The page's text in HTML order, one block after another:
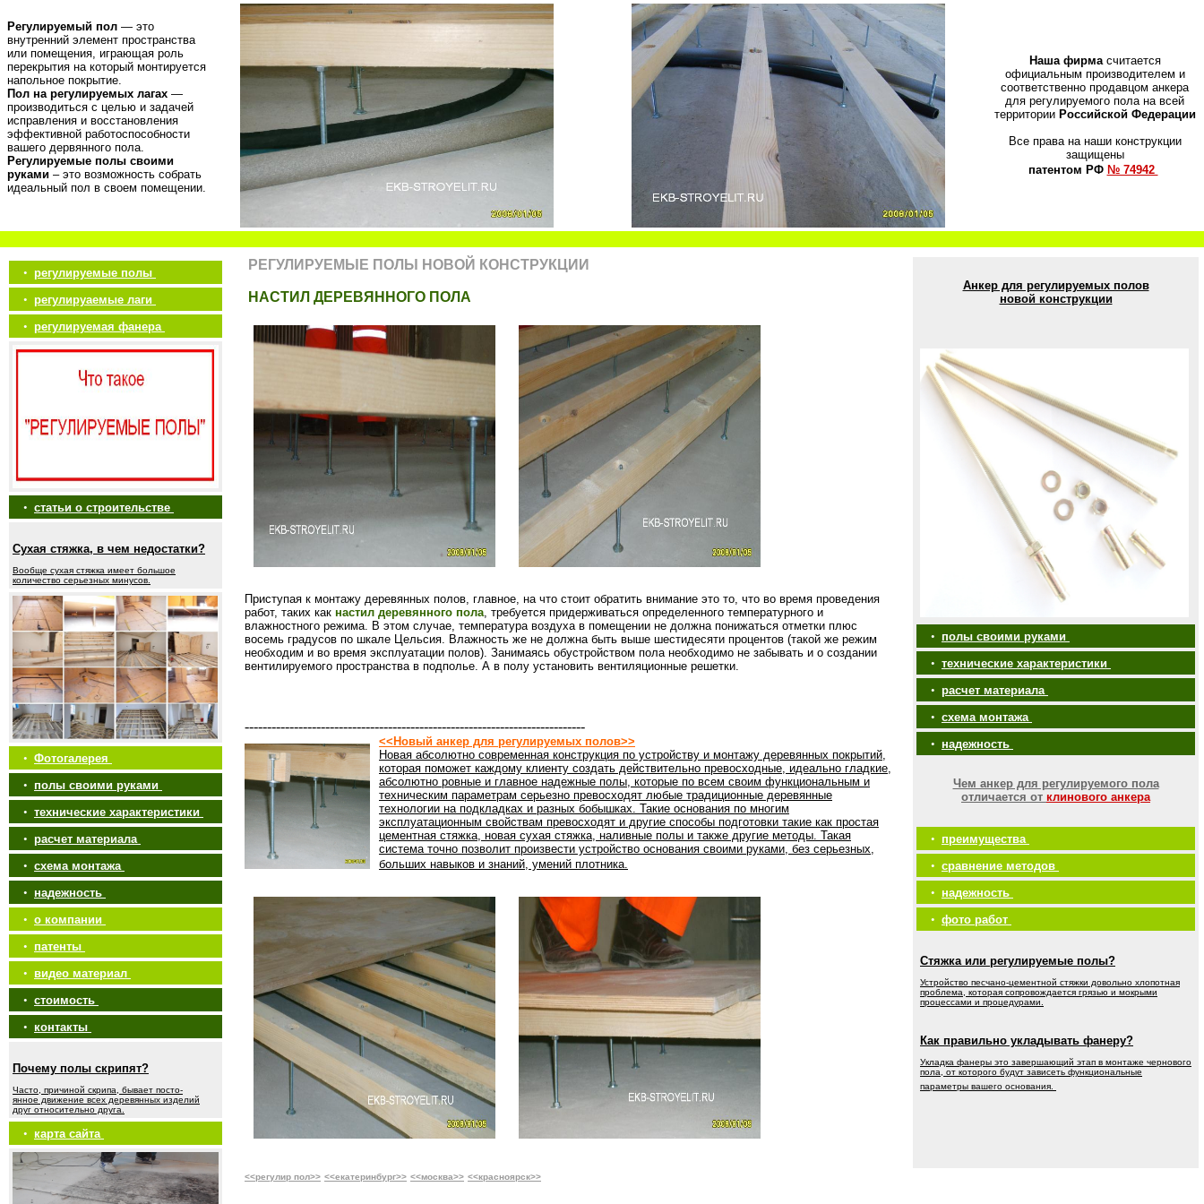
Регулируемый пол — это
внутренний элемент пространства
или помещения, играющая роль
перекрытия на который монтируется
напольное покрытие.
Пол на регулируемых лагах —
производиться с целью и задачей
исправления и восстановления
эффективной работоспособности
вашего дервянного пола.
Регулируемые полы своими
руками – это возможность собрать
идеальный пол в своем помещении.
Наша фирмасчитается
официальным производителем и
соответственно продавцом анкера
для регулируемого пола на всей
территории Российской Федерации
Все права на наши конструкции
защищены
патентом РФ № 74942
• регулируемые полы
• регулируаемые лаги
• регулируемая фанера
• статьи о строительстве
Сухая стяжка, в чем недостатки?
Вообще сухая стяжка имеет большое
количество серьезных минусов.
• Фотогалерея
• полы своими руками
• технические характеристики
• расчет материала
• схема монтажа
• надежность
• о компании
• патенты
• видео материал
• стоимость
• контакты
Почему полы скрипят?
Часто, причиной скрипа, бывает посто-
янное движение всех деревянных изделий
друг относительно друга.
• карта сайта
РЕГУЛИРУЕМЫЕ ПОЛЫ НОВОЙ КОНСТРУКЦИИ
НАСТИЛ ДЕРЕВЯННОГО ПОЛА
Приступая к монтажу деревянных полов, главное, на что стоит обратить внимание это то, что во время проведения
работ, таких как настил деревянного пола, требуется придерживаться определенного температурного и
влажностного режима. В этом случае, температура воздуха в помещении не должна понижаться отметки плюс
восемь градусов по шкале Цельсия. Влажность же не должна быть выше шестидесяти процентов (такой же режим
необходим и во время эксплуатации полов). Занимаясь обустройством пола необходимо не забывать и о создании
вентилируемого пространства в подполье. А в полу установить вентиляционные решетки.
----------------------------------------------------------------------------
<<Новый анкер для регулируемых полов>>
Новая абсолютно современная конструкция по устройству и монтажу деревянных покрытий,
которая поможет каждому клиенту создать действительно превосходные, идеально гладкие,
абсолютно ровные и главное надежные полы, которые по всем своим функциональным и
техническим параметрам серьезно превосходят любые традиционные деревянные
технологии на подкладках и разных бобышках. Такие основания по многим
эксплуатационным свойствам превосходят и другие способы подготовки такие как простая
цементная стяжка, новая сухая стяжка, наливные полы и также другие методы. Такая
система точно позволит произвести устройство основания своими руками, без серьезных,
больших навыков и знаний, умений плотника.
<<регулир пол>> <<екатеринбург>> <<москва>> <<красноярск>>
Анкер для регулируемых полов
новой конструкции
• полы своими руками
• технические характеристики
• расчет материала
• схема монтажа
• надежность
Чем анкер для регулируемого пола
отличается от клинового анкера
• преимущества
• сравнение методов
• надежность
• фото работ
Стяжка или регулируемые полы?
Устройство песчано-цементной стяжки довольно хлопотная
проблема, которая сопровождается грязью и мокрыми
процессами и процедурами.
Как правильно укладывать фанеру?
Укладка фанеры это завершающий этап в монтаже чернового
пола, от которого будут зависеть функциональные
параметры вашего основания.